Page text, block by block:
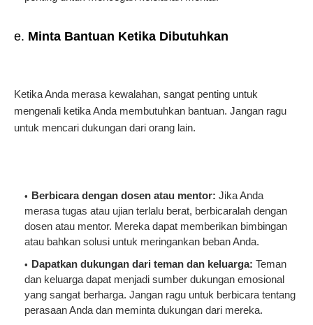
e. Minta Bantuan Ketika Dibutuhkan
Ketika Anda merasa kewalahan, sangat penting untuk
mengenali ketika Anda membutuhkan bantuan. Jangan ragu
untuk mencari dukungan dari orang lain.
Berbicara dengan dosen atau mentor: Jika Anda
merasa tugas atau ujian terlalu berat, berbicaralah dengan
dosen atau mentor. Mereka dapat memberikan bimbingan
atau bahkan solusi untuk meringankan beban Anda.
Dapatkan dukungan dari teman dan keluarga: Teman
dan keluarga dapat menjadi sumber dukungan emosional
yang sangat berharga. Jangan ragu untuk berbicara tentang
perasaan Anda dan meminta dukungan dari mereka.